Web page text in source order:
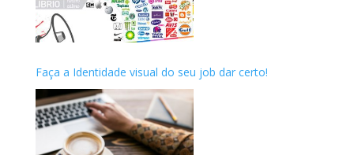
Faça a Identidade visual do seu job dar certo!